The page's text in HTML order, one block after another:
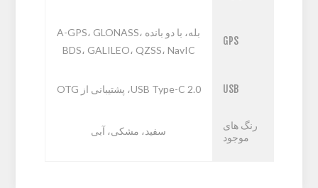
GPS
بله، با دو بانده A-GPS، GLONASS،
BDS، GALILEO، QZSS، NavIC
USB USB Type-C 2.0، پشتیبانی از OTG
رنگ های
موجود
سفید، مشکی، آبی